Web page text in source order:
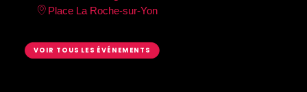
Place La Roche-sur-Yon
VOIR TOUS LES ÉVÉNEMENTS